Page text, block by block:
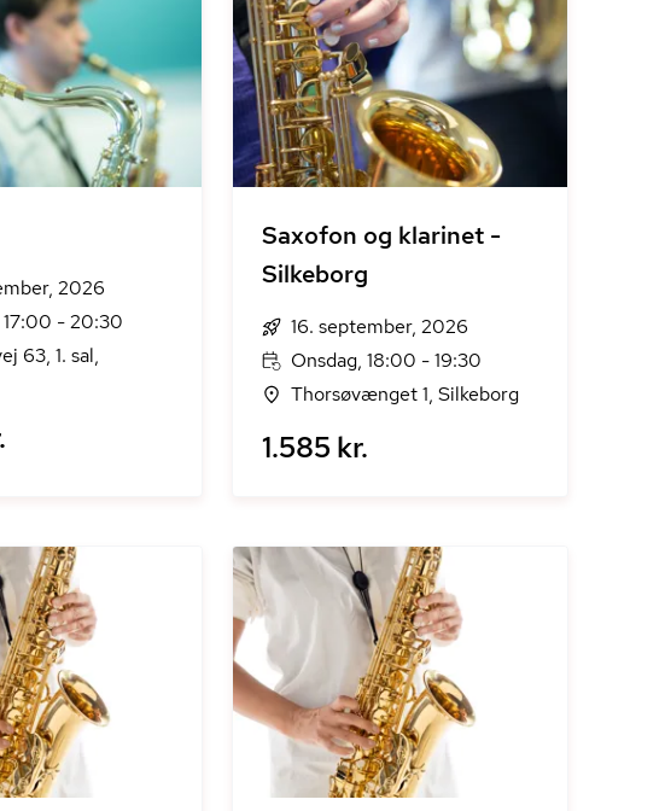
2026
17:00 - 20:30
63, 1. sal,
Saxofon og klarinet -
Silkeborg
16. september, 2026
Onsdag, 18:00 - 19:30
Thorsøvænget 1, Silkeborg
1.585 kr.